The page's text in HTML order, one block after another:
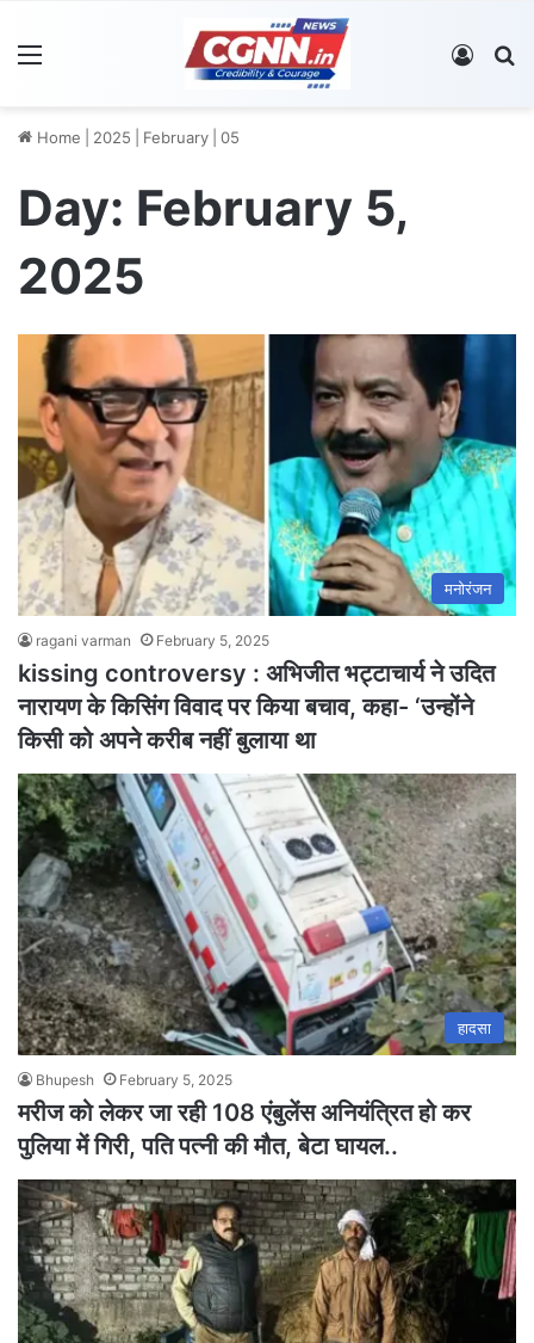
Log In
Home 2025 February 05
Day: February 5,
2025
मनोरंजन
ragani varman February 5, 2025
kissing controversy : अभिजीत भट्टाचार्य ने उदित
नारायण के किसिंग विवाद पर किया बचाव, कहा- ‘उन्होंने
किसी को अपने करीब नहीं बुलाया था
हादसा
Bhupesh February 5, 2025
मरीज को लेकर जा रही 108 एंबुलेंस अनियंत्रित हो कर
पुलिया में गिरी, पति पत्नी की मौत, बेटा घायल..